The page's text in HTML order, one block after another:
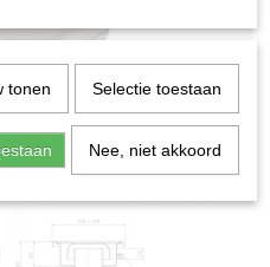
tonen Selectie toestaan
Nee, niet akkoord